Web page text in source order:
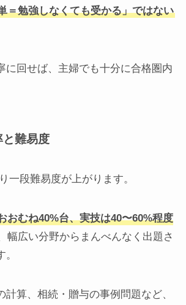
＝勉強しなくても受かる」ではない
に回せば、主婦でも十分に合格圏内
難易度
一段難易度が上がります。
おむね40%台、実技は40〜60%程度
幅広い分野からまんべんなく出題さ
計算、相続・贈与の事例問題など、